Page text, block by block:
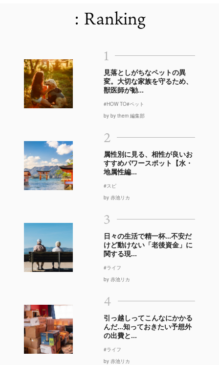
: Ranking
1
見落としがちなペットの異
変。大切な家族を守るため、
獣医師が勧...
#HOW TO#ペット
by by them 編集部
2
属性別に見る、相性が良いお
すすめパワースポット【水・
地属性編...
#スピ
by 赤池リカ
3
日々の生活で精一杯…不安だ
けど動けない「老後資金」に
関する現...
#ライフ
by 赤池リカ
4
引っ越しってこんなにかかる
んだ…知っておきたい予想外
の出費と...
#ライフ
by 赤池リカ